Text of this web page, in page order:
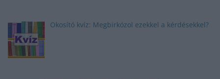
Okosító kvíz: Megbirkózol ezekkel a kérdésekkel?